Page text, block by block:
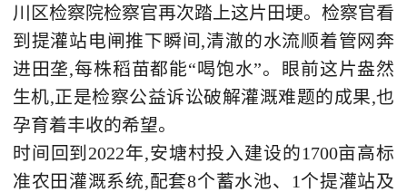
川区检察院检察官再次踏上这片田埂。检察官看
到提灌站电闸推下瞬间,清澈的水流顺着管网奔
进田垄,每株稻苗都能“喝饱水”。眼前这片盎然
生机,正是检察公益诉讼破解灌溉难题的成果,也
孕育着丰收的希望。
时间回到2022年,安塘村投入建设的1700亩高标
准农田灌溉系统,配套8个蓄水池、1个提灌站及